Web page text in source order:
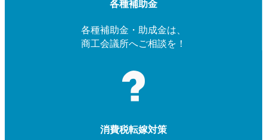
各種補助金
各種補助金・助成金は、
商工会議所へご相談を！
消費税転嫁対策